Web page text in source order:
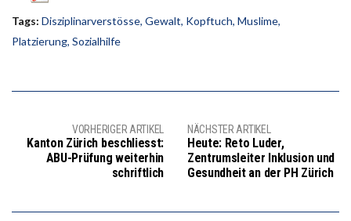
Tags: Disziplinarverstösse, Gewalt, Kopftuch, Muslime,
Platzierung, Sozialhilfe
VORHERIGER ARTIKEL
Kanton Zürich beschliesst:
ABU-Prüfung weiterhin
schriftlich
NÄCHSTER ARTIKEL
Heute: Reto Luder,
Zentrumsleiter Inklusion und
Gesundheit an der PH Zürich